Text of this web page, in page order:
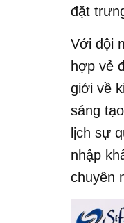
đặt
Với đội
hợp vẻ
giới về
sáng
lịch sự
nhập
chuyên